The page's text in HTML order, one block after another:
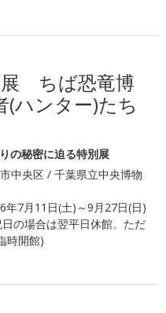
展 ちば恐竜博
(ハンター)たち
の秘密に迫る特別展
中央区 / 千葉県立中央博物
年7月11日(土)～9月27日(日)
の場合は翌平日休館。ただ
時開館)